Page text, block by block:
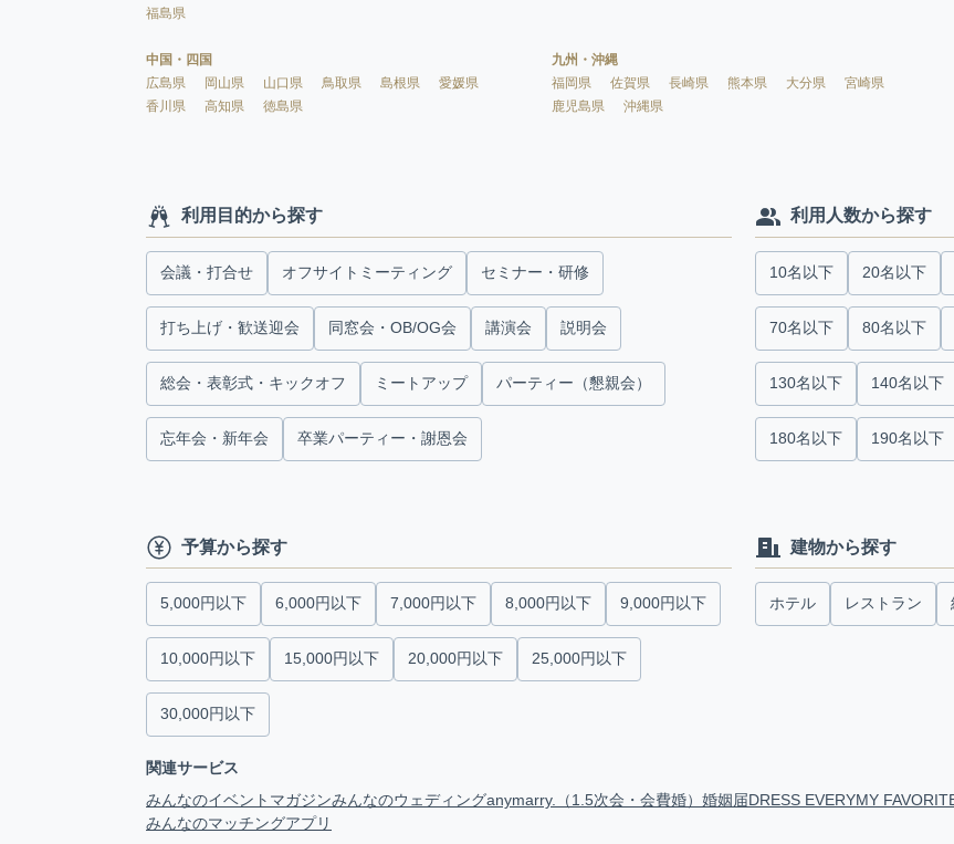
福島県
中国・四国
広島県
岡山県 山口県 鳥取県 島根県
愛媛県
香川県
高知県 徳島県
九州・沖縄
福岡県
佐賀県 長崎県 熊本県 大分県
宮崎県
鹿児島県
沖縄県
利用目的から探す
会議・打合せ オフサイトミーティング セミナー・研修
打ち上げ・歓送迎会 同窓会・OB/OG会 講演会 説明会
総会・表彰式・キックオフ ミートアップ パーティー（懇親会）
忘年会・新年会 卒業パーティー・謝恩会
利用人数から探す
10名以下 20名以下
70名以下 80名以下
130名以下 140名以下
180名以下 190名以下
予算から探す
5,000円以下 6,000円以下 7,000円以下 8,000円以下 9,000円以下
10,000円以下 15,000円以下 20,000円以下 25,000円以下
30,000円以下
建物から探す
ホテル レストラン
関連サービス
みんなのイベントマガジンみんなのウェディングanymarry.（1.5次会・会費婚） 婚姻届DRESS EVERYMY
みんなのマッチングアプリ